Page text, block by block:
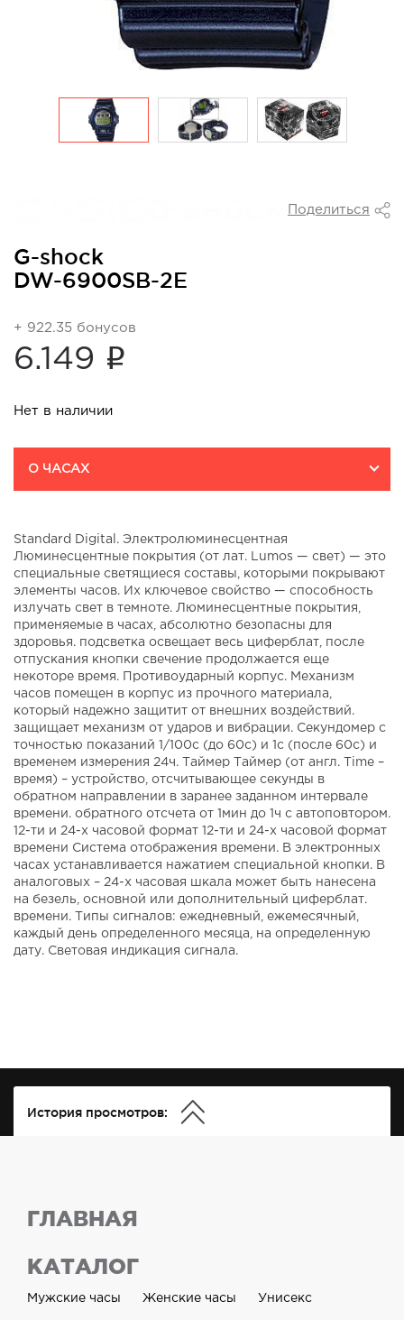
Поделиться
G-shock
DW-6900SB-2E
+ 922.35 бонусов
6.149 i
Нет в наличии
О ЧАСАХ
Standard Digital. Электролюминесцентная
Люминесцентные покрытия (от лат. Lumos — свет) — это
специальные светящиеся составы, которыми покрывают
элементы часов. Их ключевое свойство — способность
излучать свет в темноте. Люминесцентные покрытия,
применяемые в часах, абсолютно безопасны для
здоровья. подсветка освещает весь циферблат, после
отпускания кнопки свечение продолжается еще
некоторе время. Противоударный корпус. Механизм
часов помещен в корпус из прочного материала,
который надежно защитит от внешних воздействий.
защищает механизм от ударов и вибрации. Секундомер с
точностью показаний 1/100с (до 60с) и 1с (после 60с) и
временем измерения 24ч. Таймер Таймер (от англ. Time –
время) – устройство, отсчитывающее секунды в
обратном направлении в заранее заданном интервале
времени. обратного отсчета от 1мин до 1ч с автоповтором.
12-ти и 24-х часовой формат 12-ти и 24-х часовой формат
времени Система отображения времени. В электронных
часах устанавливается нажатием специальной кнопки. В
аналоговых – 24-х часовая шкала может быть нанесена
на безель, основной или дополнительный циферблат.
времени. Типы сигналов: ежедневный, ежемесячный,
каждый день определенного месяца, на определенную
дату. Световая индикация сигнала.
История просмотров:
ГЛАВНАЯ
КАТАЛОГ
Мужские часы Женские часы Унисекс